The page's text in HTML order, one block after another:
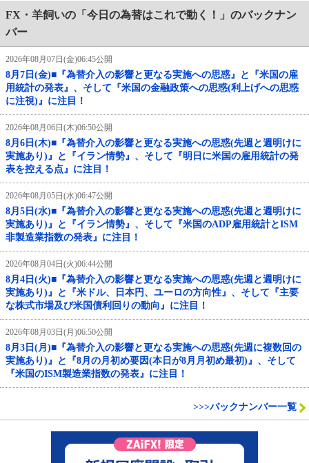
FX・羊飼いの「今日の為替はこれで動く！」のバックナン
バー
2026年08月07日(金)06:45公開
8月7日(金)■『為替介入の影響と更なる実施への思惑』と『米国の雇
用統計の発表』、そして『米国の金融政策への思惑(利上げへの思惑
に注視)』に注目！
2026年08月06日(木)06:50公開
8月6日(木)■『為替介入の影響と更なる実施への思惑(先週と週明けに
実施あり)』と『イラン情勢』、そして『明日に米国の雇用統計の発
表を控える点』に注目！
2026年08月05日(水)06:47公開
8月5日(水)■『為替介入の影響と更なる実施への思惑(先週と週明けに
実施あり)』と『イラン情勢』、そして『米国のADP雇用統計とISM
非製造業指数の発表』に注目！
2026年08月04日(火)06:44公開
8月4日(火)■『為替介入の影響と更なる実施への思惑(先週と週明けに
実施あり)』と『米ドル、日本円、ユーロの方向性』、そして『主要
な株式市場及び米国債利回りの動向』に注目！
2026年08月03日(月)06:50公開
8月3日(月)■『為替介入の影響と更なる実施への思惑(先週に複数回の
実施あり)』と『8月の月初め要因(本日が8月月初め最初)』、そして
『米国のISM製造業指数の発表』に注目！
>>>バックナンバー一覧